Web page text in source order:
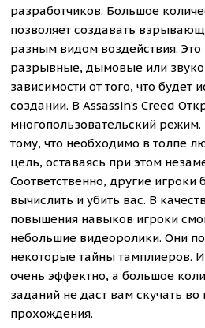
разработчиков. Большое
позволяет создавать
разным видом воздействия. Это
разрывные, дымовые или
зависимости от того, что будет
создании. В Assassin’s Creed
многопользовательский режим.
тому, что необходимо в толпе
цель, оставаясь при этом
Соответственно, другие игроки
вычислить и убить вас. В
повышения навыков игроки
небольшие видеоролики. Они
некоторые тайны тамплиеров.
очень эффектно, а большое
заданий не даст вам скучать
прохождения.